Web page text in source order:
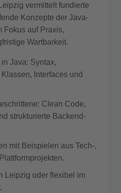
vermittelt fundierte
Konzepte der Java-
Fokus auf Praxis,
Wartbarkeit.
Java: Syntax,
Interfaces und
Clean Code,
strukturierte Backend-
mit Beispielen aus Tech-,
Leipzig oder flexibel im